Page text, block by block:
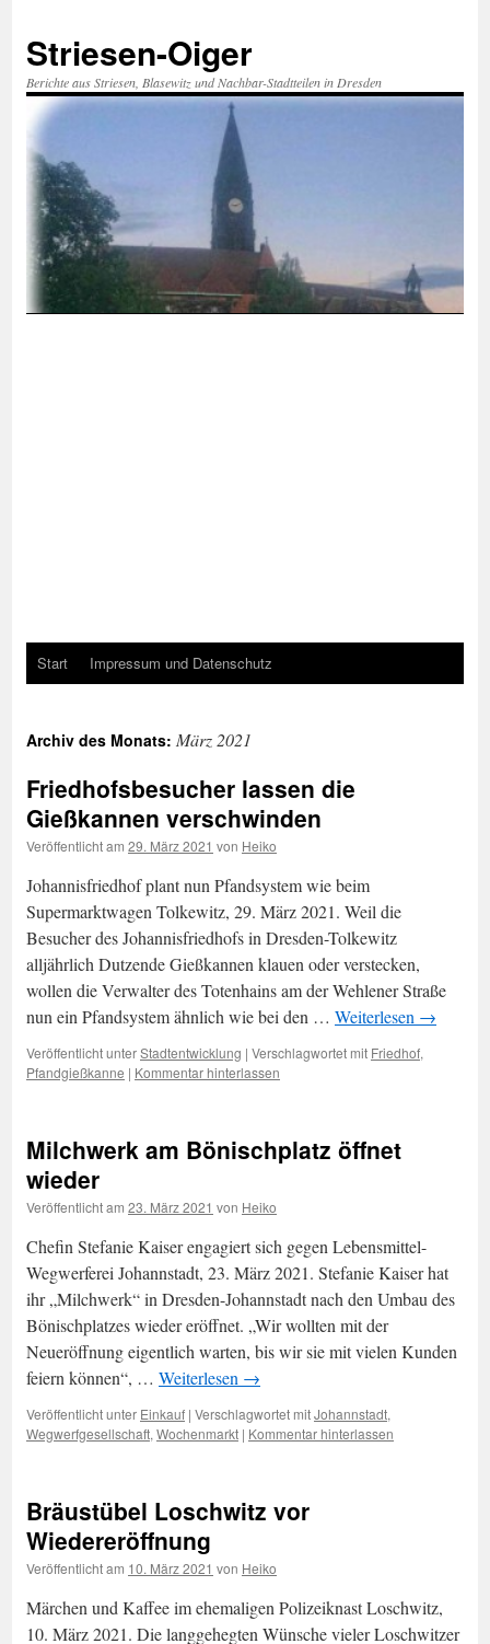
springen
Striesen-Oiger
Berichte aus Striesen, Blasewitz und Nachbar-Stadtteilen in Dresden
Start Impressum und Datenschutz
Archiv des Monats: März 2021
Friedhofsbesucher lassen die
Gießkannen verschwinden
Veröffentlicht am 29. März 2021 von Heiko
Johannisfriedhof plant nun Pfandsystem wie beim
Supermarktwagen Tolkewitz, 29. März 2021. Weil die
Besucher des Johannisfriedhofs in Dresden-Tolkewitz
alljährlich Dutzende Gießkannen klauen oder verstecken,
wollen die Verwalter des Totenhains am der Wehlener Straße
nun ein Pfandsystem ähnlich wie bei den … Weiterlesen →
Veröffentlicht unterStadtentwicklung | Verschlagwortet mit Friedhof,
Pfandgießkanne | Kommentar hinterlassen
Milchwerk am Bönischplatz öffnet
wieder
Veröffentlicht am 23. März 2021 von Heiko
Chefin Stefanie Kaiser engagiert sich gegen Lebensmittel-
Wegwerferei Johannstadt, 23. März 2021. Stefanie Kaiser hat
ihr „Milchwerk“ in Dresden-Johannstadt nach den Umbau des
Bönischplatzes wieder eröffnet. „Wir wollten mit der
Neueröffnung eigentlich warten, bis wir sie mit vielen Kunden
feiern können“, … Weiterlesen →
Veröffentlicht unter Einkauf | Verschlagwortet mitJohannstadt,
Wegwerfgesellschaft, Wochenmarkt | Kommentar hinterlassen
Bräustübel Loschwitz vor
Wiedereröffnung
Veröffentlicht am 10. März 2021 von Heiko
Märchen und Kaffee im ehemaligen Polizeiknast Loschwitz,
10. März 2021. Die langgehegten Wünsche vieler Loschwitzer